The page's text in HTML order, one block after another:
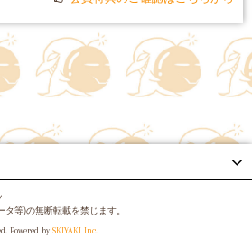
等)の無断転載を禁じます。
Powered by SKIYAKI Inc.